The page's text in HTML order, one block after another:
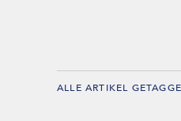
ALLE ARTIKEL